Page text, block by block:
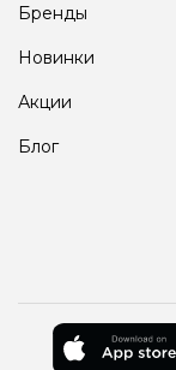
Бренды
Новинки
Акции
Блог